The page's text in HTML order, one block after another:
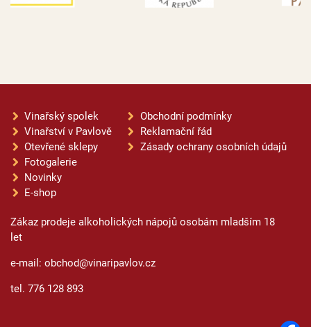
Vinařský spolek
Vinařství v Pavlově
Otevřené sklepy
Fotogalerie
Novinky
E-shop
Obchodní podmínky
Reklamační řád
Zásady ochrany osobních údajů
Zákaz prodeje alkoholických nápojů osobám mladším 18
let
e-mail: obchod@vinaripavlov.cz
tel. 776 128 893